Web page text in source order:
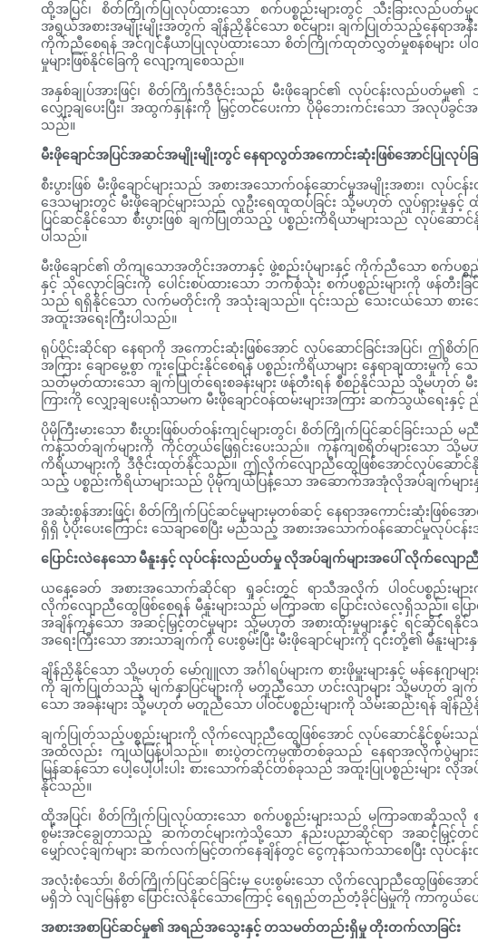
ထို့အပြင်၊ စိတ်ကြိုက်ပြုလုပ်ထားသော စက်ပစ္စည်းများတွင် သီးခြားလည်ပ
အရွယ်အစားအမျိုးမျိုးအတွက် ချိန်ညှိနိုင်သော စင်များ၊ ချက်ပြုတ်သည့်နေရာအ
ကိုက်ညီစေရန် အင်ဂျင်နီယာပြုလုပ်ထားသော စိတ်ကြိုက်ထုတ်လွှတ်မှုစနစ်များ ပါ
မှုများဖြစ်နိုင်ခြေကို လျော့ကျစေသည်။
အနှစ်ချုပ်အားဖြင့်၊ စိတ်ကြိုက်ဒီဇိုင်းသည် မီးဖိုချောင်၏ လုပ်ငန်းလည်ပတ်မှု၏
လျှော့ချပေးပြီး၊ အထွက်နှုန်းကို မြှင့်တင်ပေးကာ ပိုမိုဘေးကင်းသော အလု
သည်။
မီးဖိုချောင်အပြင်အဆင်အမျိုးမျိုးတွင် နေရာလွတ်အကောင်းဆုံးဖြစ်အောင်ပြုလုပ်ခြ
စီးပွားဖြစ် မီးဖိုချောင်များသည် အစားအသောက်ဝန်ဆောင်မှုအမျိုးအစား
ဒေသများတွင် မီးဖိုချောင်များသည် လူဦးရေထူထပ်ခြင်း သို့မဟုတ် လှုပ်ရှာ
ပြင်ဆင်နိုင်သော စီးပွားဖြစ် ချက်ပြုတ်သည့် ပစ္စည်းကိရိယာများသည် လုပ်ဆေ
ပါသည်။
မီးဖိုချောင်၏ တိကျသောအတိုင်းအတာနှင့် ဖွဲ့စည်းပုံများနှင့် ကိုက်ညီသော စက်ပစ္
နှင့် သိုလှောင်ခြင်းကို ပေါင်းစပ်ထားသော ဘက်စုံသုံး စက်ပစ္စည်းများကို ဖန်တီးခ
သည် ရရှိနိုင်သော လက်မတိုင်းကို အသုံးချသည်။ ၎င်းသည် သေးငယ်သော စားသေ
အထူးအရေးကြီးပါသည်။
ရုပ်ပိုင်းဆိုင်ရာ နေရာကို အကောင်းဆုံးဖြစ်အောင် လုပ်ဆောင်ခြင်းအပြင်၊ ဤစိတ်ကြိုက်
အကြား ချောမွေ့စွာ ကူးပြောင်းနိုင်စေရန် ပစ္စည်းကိရိယာများ နေရာချထား
သတ်မှတ်ထားသော ချက်ပြုတ်ရေးစခန်းများ ဖန်တီးရန် စီစဉ်နိုင်သည် သို့မဟု
ကြားကို လျှော့ချပေးရုံသာမက မီးဖိုချောင်ဝန်ထမ်းများအကြား ဆက်သွယ်ရ
ပိုမိုကြီးမားသော စီးပွားဖြစ်ပတ်ဝန်းကျင်များတွင်၊ စိတ်ကြိုက်ပြင်ဆင်ခြင်း
ကန့်သတ်ချက်များကို ကိုင်တွယ်ဖြေရှင်းပေးသည်။ ကုန်ကျစရိတ်များသော သို့မ
ကိရိယာများကို ဒီဇိုင်းထုတ်နိုင်သည်။ ဤလိုက်လျောညီထွေဖြစ်အောင်လုပ်ဆောင်နိုင်စွမ်
သည့် ပစ္စည်းကိရိယာများသည် ပိုမိုကျယ်ပြန့်သော အဆောက်အအုံလိုအပ်ချက်မျ
အဆုံးစွန်အားဖြင့်၊ စိတ်ကြိုက်ပြင်ဆင်မှုများမှတစ်ဆင့် နေရာအကောင်းဆုံးဖြစ်
ရှိရှိ ပံ့ပိုးပေးကြောင်း သေချာစေပြီး မည်သည့် အစားအသောက်ဝန်ဆောင်မှုလုပ်
ပြောင်းလဲနေသော မီနူးနှင့် လုပ်ငန်းလည်ပတ်မှု လိုအပ်ချက်များအပေါ် လိုက်လျေ
ယနေ့ခေတ် အစားအသောက်ဆိုင်ရာ ရှုခင်းတွင် ရာသီအလိုက် ပါဝင်ပစ္စည်းမျ
လိုက်လျောညီထွေဖြစ်စေရန် မီနူးများသည် မကြာခဏ ပြောင်းလဲလေ့ရှိသည်။ ပြော
အချိန်ကုန်သော အဆင့်မြှင့်တင်မှုများ သို့မဟုတ် အစားထိုးမှုများနှင့် ရင်ဆိုင်ရ
အရေးကြီးသော အားသာချက်ကို ပေးစွမ်းပြီး မီးဖိုချောင်များကို ၎င်းတို့၏ မီနူ
ချိန်ညှိနိုင်သော သို့မဟုတ် မော်ဂျူလာ အင်္ဂါရပ်များက စားဖိုမှူးများနှင့် မန်နေဂျ
ကို ချက်ပြုတ်သည့် မျက်နှာပြင်များကို မတူညီသော ဟင်းလျာများ သို့မဟုတ် ချက်
သော အခန်းများ သို့မဟုတ် မတူညီသော ပါဝင်ပစ္စည်းများကို သိမ်းဆည်းရန် ချိန်
ချက်ပြုတ်သည့်ပစ္စည်းများကို လိုက်လျောညီထွေဖြစ်အောင် လုပ်ဆောင်နိုင်စွမ်းသ
အထိလည်း ကျယ်ပြန့်ပါသည်။ စားပွဲတင်ကုမ္ပဏီတစ်ခုသည် နေရာအလိုက်ပွဲများ
မြန်ဆန်သော ပေါ့ပေါ့ပါးပါး စားသောက်ဆိုင်တစ်ခုသည် အထူးပြုပစ္စည်းများ
နိုင်သည်။
ထို့အပြင်၊ စိတ်ကြိုက်ပြုလုပ်ထားသော စက်ပစ္စည်းများသည် မကြာခဏဆိုသလို စမ
စွမ်းအင်ချွေတာသည့် ဆက်တင်များကဲ့သို့သော နည်းပညာဆိုင်ရာ အဆင့်မြှ
မျှော်လင့်ချက်များ ဆက်လက်မြင့်တက်နေချိန်တွင် ငွေကုန်သက်သာစေပြီး လုပ်င
အလုံးစုံသော်၊ စိတ်ကြိုက်ပြင်ဆင်ခြင်းမှ ပေးစွမ်းသော လိုက်လျောညီထွေဖြစ်အော
မရှိဘဲ လျင်မြန်စွာ ပြောင်းလဲနိုင်သောကြောင့် ရေရှည်တည်တံ့ခိုင်မြဲမှုကို ကာကွယ်ပ
အစားအစာပြင်ဆင်မှု၏ အရည်အသွေးနှင့် တသမတ်တည်းရှိမှု တိုးတက်လာခြင်း